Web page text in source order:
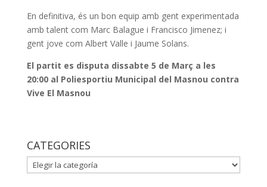
En definitiva, és un bon equip amb gent experimentada
amb talent com Marc Balague i Francisco Jimenez; i
gent jove com Albert Valle i Jaume Solans.
El partit es disputa dissabte 5 de Març a les
20:00 al Poliesportiu Municipal del Masnou contra
Vive El Masnou
CATEGORIES
CATEGORIES